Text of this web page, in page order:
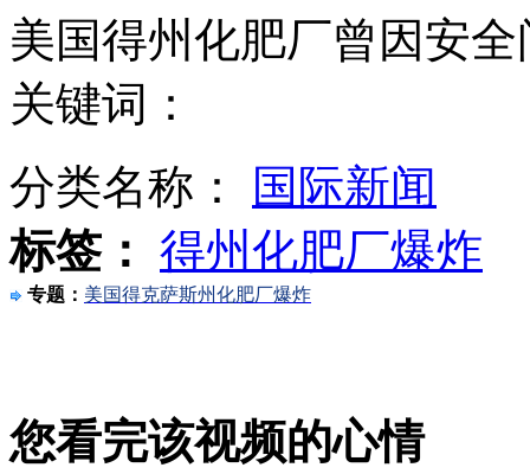
男孩爬防盗窗大便 楼下是人行道
河北石家庄现“四月飞雪” 市民全副武装
印度再出强奸杀人案 6岁女童被抛尸垃圾桶
美国得州化肥厂曾因安
关键词：
分类名称：
国际新闻
标签： 得州化肥厂爆炸
专题： 美国得克萨斯州化肥厂爆炸
您看完该视频的心情